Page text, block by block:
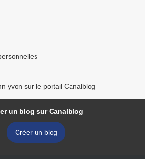
yvon sur le portail Canalblog
un blog sur Canalblog
Créer un blog